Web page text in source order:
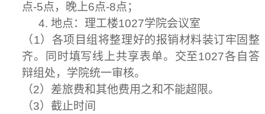
点-5点，晚上6点-8点；
4. 地点：理工楼1027学院会议室
（1）各项目组将整理好的报销材料装订牢固整
齐。同时填写线上共享表单。交至1027各自答
辩组处，学院统一审核。
（2）差旅费和其他费用之和不能超限。
（3）截止时间